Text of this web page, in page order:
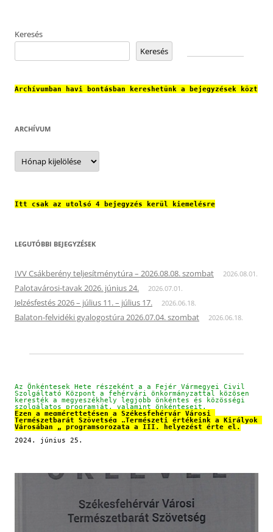
Keresés
Keresés
Archívumban havi bontásban kereshetünk a bejegyzések közt
ARCHÍVUM
Archívum
Itt csak az utolsó 4 bejegyzés kerül kiemelésre
LEGUTÓBBI BEJEGYZÉSEK
IVV Csákberény teljesítménytúra – 2026.08.08. szombat 2026.08.01.
Palotavárosi-tavak 2026. június 24. 2026.07.01.
Jelzésfestés 2026 – július 11. – július 17. 2026.06.18.
Balaton-felvidéki gyalogostúra 2026.07.04. szombat 2026.06.18.
Az Önkéntesek Hete részeként a a Fejér Vármegyei Civil
Szolgáltató Központ a fehérvári önkormányzattal közösen
keresték a megyeszékhely legjobb önkéntes és közösségi
szolgálatos programját, valamint önkénteseit.
Ezen a megmérettetésen a Székesfehérvár Városi
Természetbarát Szövetség „Természeti értékeink a Királyok
Városában „ programsorozata a III. helyezést érte el.
2024. június 25.